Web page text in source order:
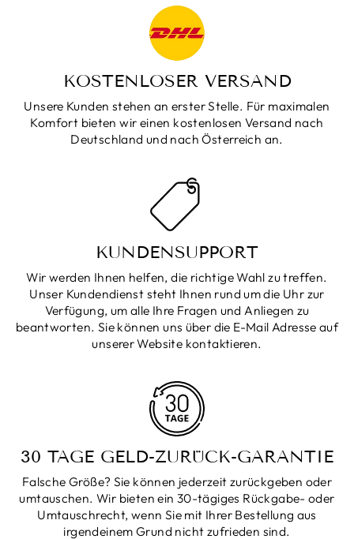
KOSTENLOSER VERSAND
Unsere Kunden stehen an erster Stelle. Für maximalen
Komfort bieten wir einen kostenlosen Versand nach
Deutschland und nach Österreich an.
KUNDENSUPPORT
Wir werden Ihnen helfen, die richtige Wahl zu treffen.
Unser Kundendienst steht Ihnen rund um die Uhr zur
Verfügung, um alle Ihre Fragen und Anliegen zu
beantworten. Sie können uns über die E-Mail Adresse auf
unserer Website kontaktieren.
30 TAGE GELD-ZURÜCK-GARANTIE
Falsche Größe? Sie können jederzeit zurückgeben oder
umtauschen. Wir bieten ein 30-tägiges Rückgabe- oder
Umtauschrecht, wenn Sie mit Ihrer Bestellung aus
irgendeinem Grund nicht zufrieden sind.